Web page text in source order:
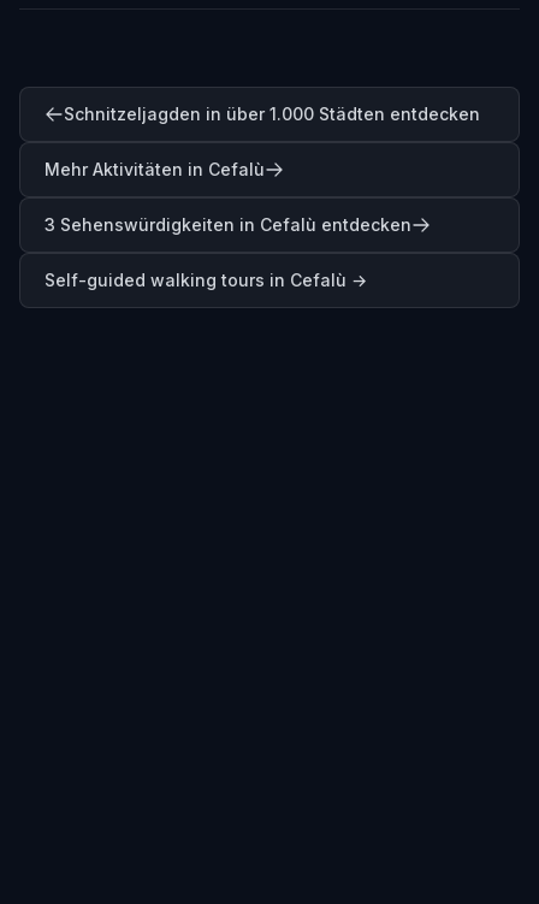
Schnitzeljagden in über 1.000 Städten entdecken
Mehr Aktivitäten in Cefalù
3 Sehenswürdigkeiten in Cefalù entdecken
Self-guided walking tours in Cefalù →